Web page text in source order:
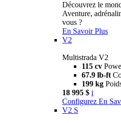
Découvrez le
Aventure,
vous ?
En Savoir Plus
V2
Multistrada V2
115 cv
67.9 lb-ft
199 kg
18 995 $ i
Configurez En
V2 S